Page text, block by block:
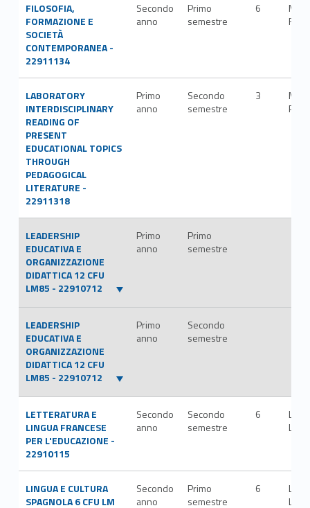
FILOSOFIA,
FORMAZIONE E
SOCIETÀ
CONTEMPORANEA -
22911134
Secondo
anno
Primo
semestre
6
M-
FIL/
LABORATORY
INTERDISCIPLINARY
READING OF
PRESENT
EDUCATIONAL TOPICS
THROUGH
PEDAGOGICAL
LITERATURE -
22911318
Primo
anno
Secondo
semestre
3
M-
LEADERSHIP
EDUCATIVA E
ORGANIZZAZIONE
DIDATTICA 12 CFU
LM85 - 22910712
Primo
anno
Primo
semestre
LEADERSHIP
EDUCATIVA E
ORGANIZZAZIONE
DIDATTICA 12 CFU
LM85 - 22910712
Primo
anno
Secondo
semestre
LETTERATURA E
LINGUA FRANCESE
PER L'EDUCAZIONE -
22910115
Secondo
anno
Secondo
semestre
6
L-
LIN/
LINGUA E CULTURA
SPAGNOLA 6 CFU LM
Secondo
anno
Primo
semestre
6
L-
LIN/